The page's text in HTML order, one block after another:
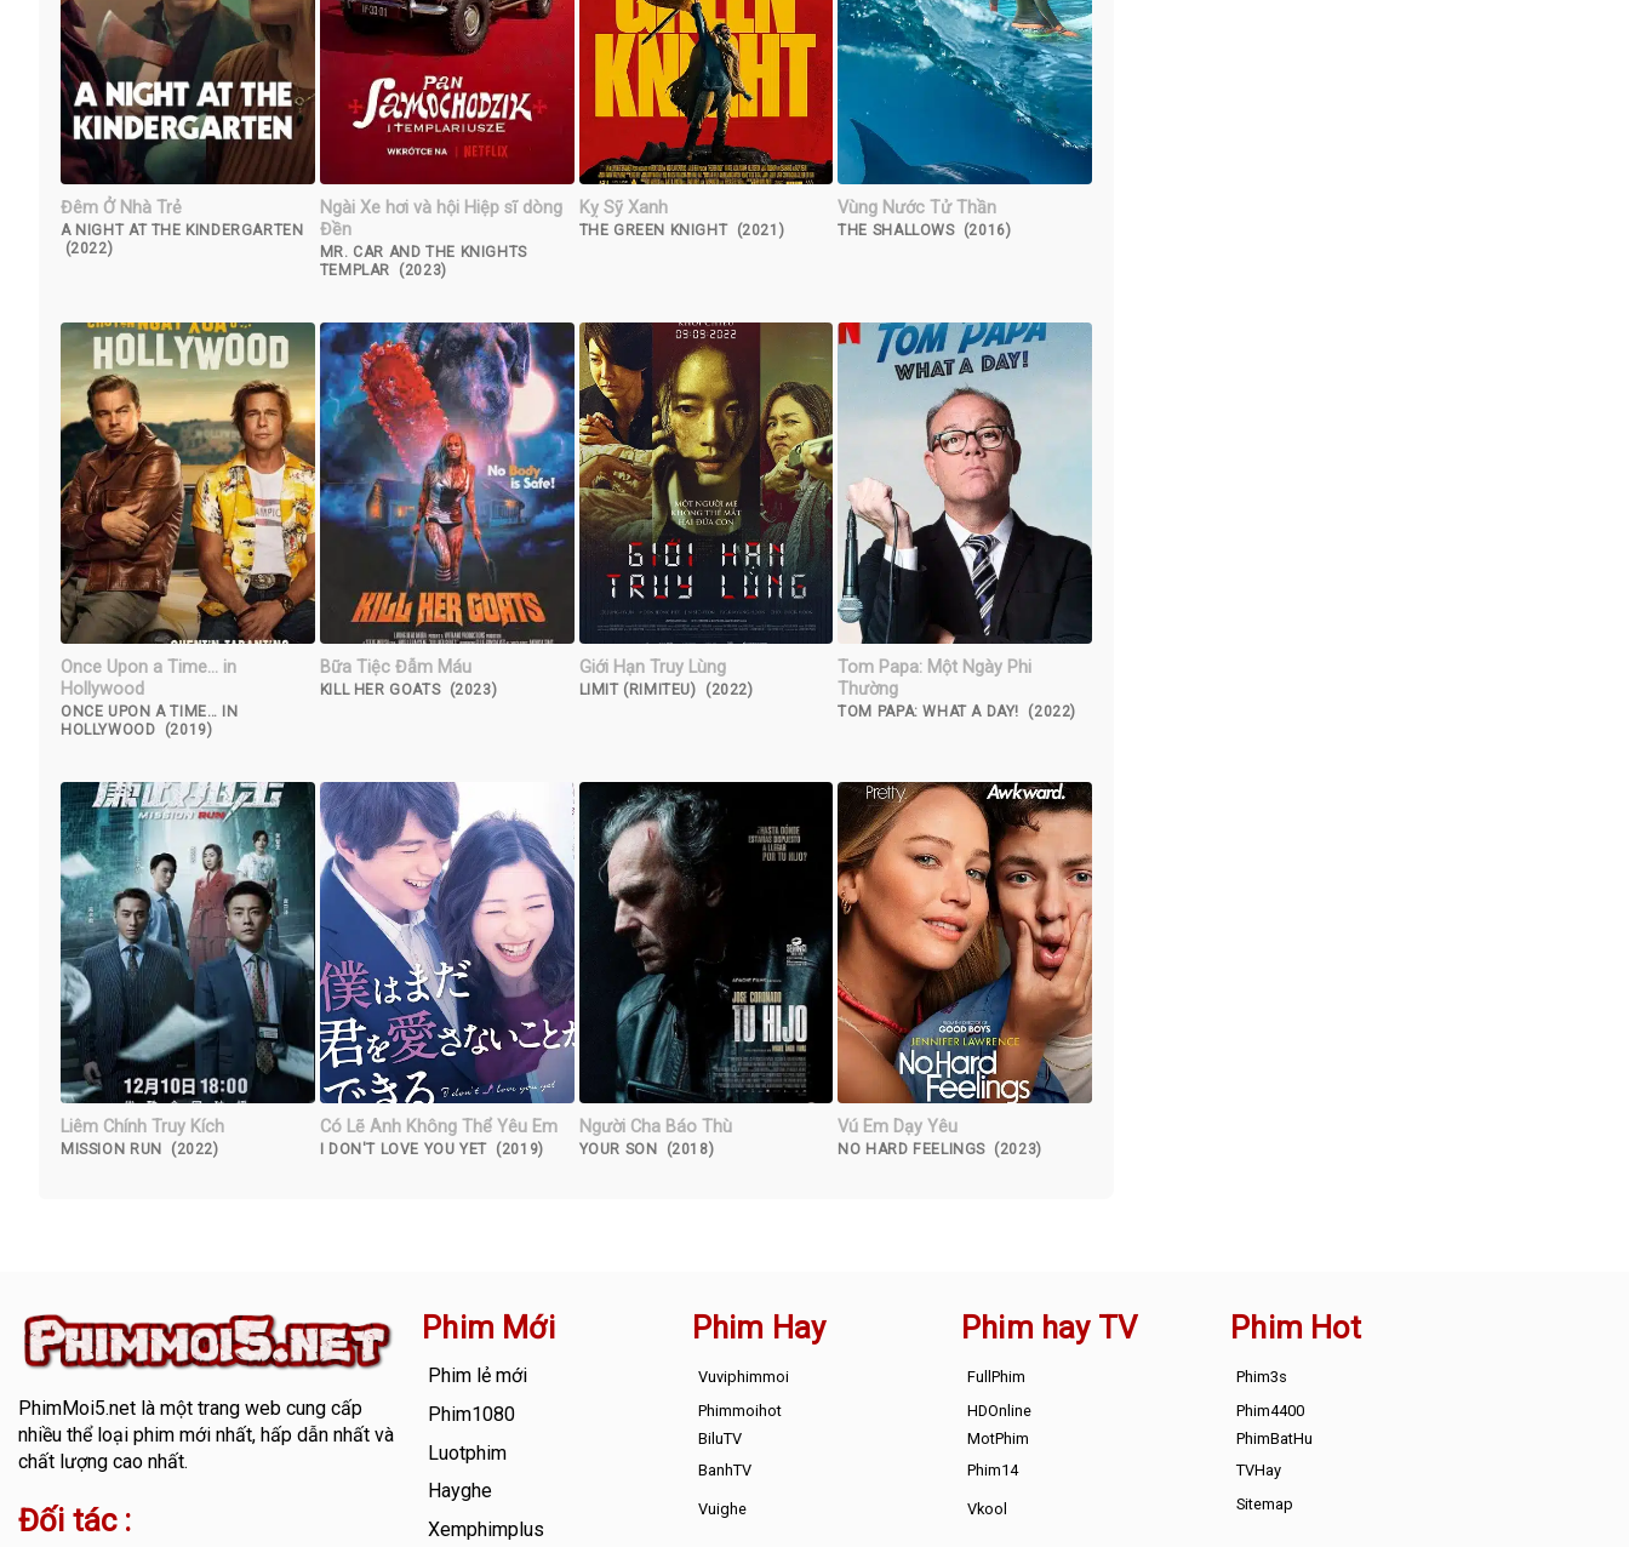
Đêm Ở Nhà Trẻ
A NIGHT AT THE KINDERGARTEN
(2022)
Ngài Xe hơi và hội Hiệp sĩ dòng
Đền
MR. CAR AND THE KNIGHTS
TEMPLAR (2023)
Kỵ Sỹ Xanh
THE GREEN KNIGHT (2021)
Vùng Nước Tử Thần
THE SHALLOWS (2016)
Once Upon a Time… in
Hollywood
ONCE UPON A TIME… IN
HOLLYWOOD (2019)
Bữa Tiệc Đẫm Máu
KILL HER GOATS (2023)
Giới Hạn Truy Lùng
LIMIT (RIMITEU) (2022)
Tom Papa: Một Ngày Phi
Thường
TOM PAPA: WHAT A DAY! (2022)
Liêm Chính Truy Kích
MISSION RUN (2022)
Có Lẽ Anh Không Thể Yêu Em
I DON'T LOVE YOU YET (2019)
Người Cha Báo Thù
YOUR SON (2018)
Vú Em Dạy Yêu
NO HARD FEELINGS (2023)
PhimMoi5.netlà một trang web cung cấp
nhiều thể loại phim mới nhất, hấp dẫn nhất và
chất lượng cao nhất.
Đối tác :
Phim Mới
Phim lẻ mới
Phim1080
Luotphim
Hayghe
Xemphimplus
Phim Hay
Vuviphimmoi
Phimmoihot
BiluTV
BanhTV
Vuighe
Phim hay TV
FullPhim
HDOnline
MotPhim
Phim14
Vkool
Phim Hot
Phim3s
Phim4400
PhimBatHu
TVHay
Sitemap